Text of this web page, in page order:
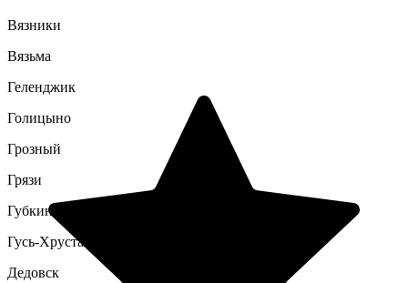
Вязники
Вязьма
Геленджик
Голицыно
Грозный
Грязи
Губкин
Гусь-Хрустальный
Дедовск